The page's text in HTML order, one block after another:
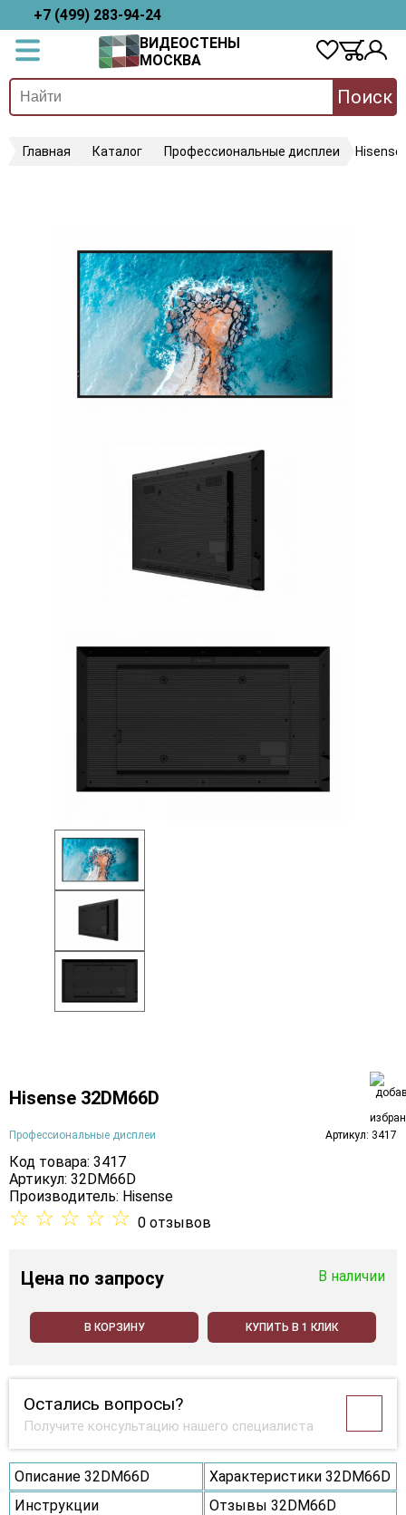
+7 (499) 283-94-24
ВИДЕОСТЕНЫ
МОСКВА
Поиск
Главная Каталог Профессиональные дисплеи Hisense
Hisense 32DM66D
Профессиональные дисплеи Артикул: 3417
Код товара: 3417
Артикул: 32DM66D
Производитель: Hisense
☆ ☆ ☆ ☆ ☆ 0 отзывов
Цена по запросу В наличии
В КОРЗИНУ КУПИТЬ В 1 КЛИК
Остались вопросы?
Получите консультацию нашего специалиста
Описание 32DM66D
Характеристики 32DM66D
Инструкции
Отзывы 32DM66D